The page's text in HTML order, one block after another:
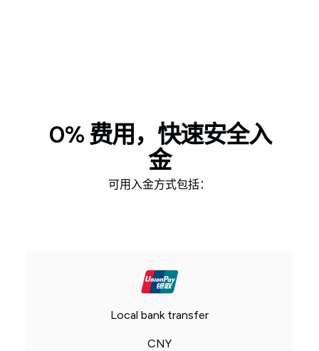
0% 费用，快速安全入
金
可用入金方式包括：
Local bank transfer
CNY